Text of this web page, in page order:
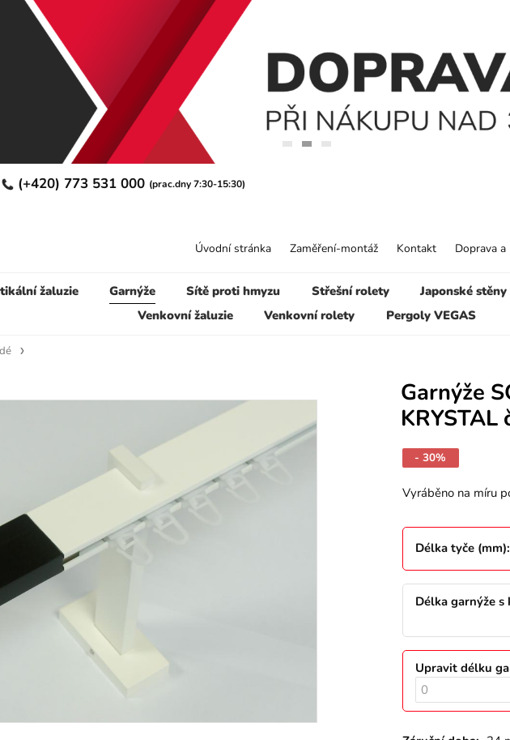
(+420) 773 531 000 (prac.dny 7:30-15:30)
žaluzie Garnýže Sítě proti hmyzu Střešní rolety Japonské stěny
Venkovní žaluzie
Venkovní rolety Pergoly VEGAS
Úvodní stránka Zaměření-montáž Kontakt Doprava
Garnýže
KRYSTAL
- 30%
Vyráběno na míru
Délka tyče (mm):
Délka garnýže s
Upravit délku